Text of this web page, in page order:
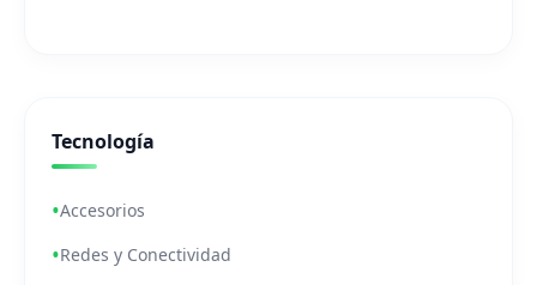
Tecnología
Accesorios
Redes y Conectividad